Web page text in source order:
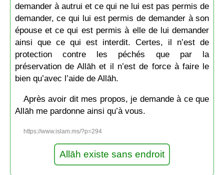
demander à autrui et ce qui ne lui est pas permis de
demander, ce qui lui est permis de demander à son
épouse et ce qui est permis à elle de lui demander
ainsi que ce qui est interdit. Certes, il n’est de
protection contre les péchés que par la
préservation de Allāh et il n’est de force à faire le
bien qu’avec l’aide de Allāh.
Après avoir dit mes propos, je demande à ce que
Allāh me pardonne ainsi qu’à vous.
https://www.islam.ms/?p=294
Allāh existe sans endroit